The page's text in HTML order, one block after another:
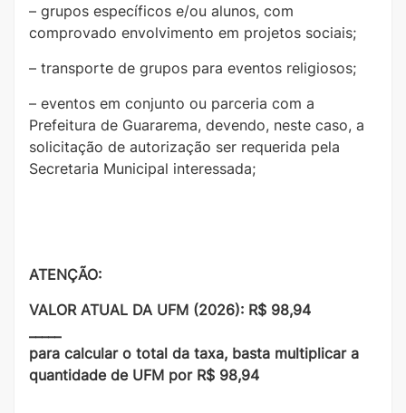
– grupos específicos e/ou alunos, com
comprovado envolvimento em projetos sociais;
– transporte de grupos para eventos religiosos;
– eventos em conjunto ou parceria com a
Prefeitura de Guararema, devendo, neste caso, a
solicitação de autorização ser requerida pela
Secretaria Municipal interessada;
ATENÇÃO:
VALOR ATUAL DA UFM (2026): R$ 98,94
para calcular o total da taxa, basta multiplicar a
quantidade de UFM por R$ 98,94